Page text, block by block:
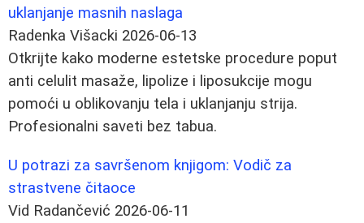
uklanjanje masnih naslaga
Radenka Višacki 2026-06-13
Otkrijte kako moderne estetske procedure poput
anti celulit masaže, lipolize i liposukcije mogu
pomoći u oblikovanju tela i uklanjanju strija.
Profesionalni saveti bez tabua.
U potrazi za savršenom knjigom: Vodič za
strastvene čitaoce
Vid Radančević 2026-06-11